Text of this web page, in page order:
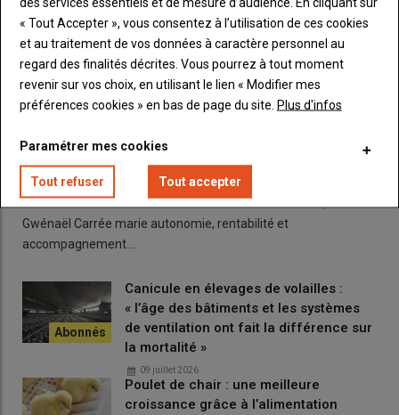
« Pour être autonome, je vends mes œufs sur le
marché libre et j’ai créé ma FAF en Côtes d’Armor »
08 juillet 2026
Producteur d’œufs dans les Côtes d’Armor à La Motte,
Gwénaël Carrée marie autonomie, rentabilité et
accompagnement.…
Canicule en élevages de volailles :
« l’âge des bâtiments et les systèmes
de ventilation ont fait la différence sur
la mortalité »
09 juillet 2026
Poulet de chair : une meilleure
croissance grâce à l’alimentation
« Tout Accepter », vous consentez à l’utilisation de ces cookies
et au traitement de vos données à caractère personnel au
regard des finalités décrites. Vous pourrez à tout moment
revenir sur vos choix, en utilisant le lien « Modifier mes
préférences cookies » en bas de page du site. Plus d'infos
Paramétrer mes cookies
Tout refuser Tout accepter